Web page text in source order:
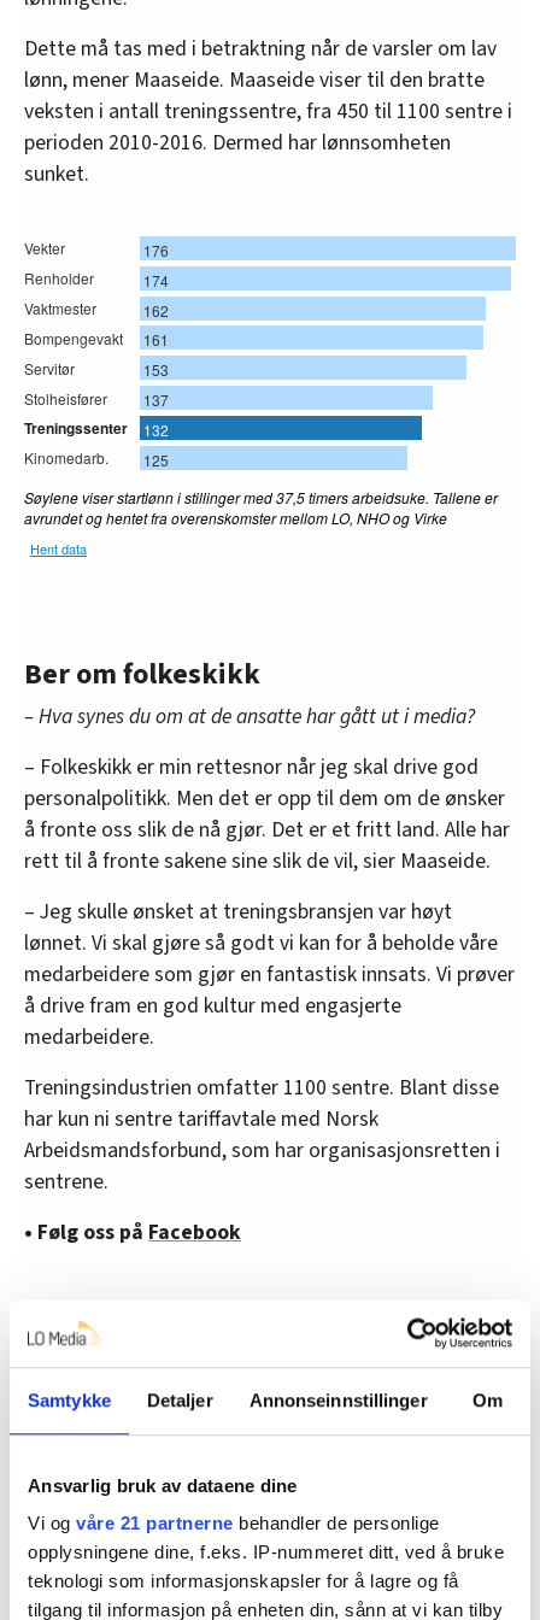
Samtykke Detaljer Annonseinnstillinger Om
Ansvarlig bruk av dataene dine
Vi og våre 21 partnerne behandler de personlige
opplysningene dine, f.eks. IP-nummeret ditt, ved å bruke
teknologi som informasjonskapsler for å lagre og få
tilgang til informasjon på enheten din, sånn at vi kan tilby
Dette må tas med i betraktning når de varsler om lav
lønn, mener Maaseide. Maaseide viser til den bratte
veksten i antall treningssentre, fra 450 til 1100 sentre i
perioden 2010-2016. Dermed har lønnsomheten
sunket.
Ber om folkeskikk
– Hva synes du om at de ansatte har gått ut i media?
– Folkeskikk er min rettesnor når jeg skal drive god
personalpolitikk. Men det er opp til dem om de ønsker
å fronte oss slik de nå gjør. Det er et fritt land. Alle har
rett til å fronte sakene sine slik de vil, sier Maaseide.
– Jeg skulle ønsket at treningsbransjen var høyt
lønnet. Vi skal gjøre så godt vi kan for å beholde våre
medarbeidere som gjør en fantastisk innsats. Vi prøver
å drive fram en god kultur med engasjerte
medarbeidere.
Treningsindustrien omfatter 1100 sentre. Blant disse
har kun ni sentre tariffavtale med Norsk
Arbeidsmandsforbund, som har organisasjonsretten i
sentrene.
• Følg oss på Facebook
Maaseide: – Vi er mer åpne for å
samarbeide med fagforeningene enn
resten av bransjen
ansattes vilkår, eller er det uheldig at de markerer seg?
– Av de ni tariffavtalene har vi tre. Det er en høy andel,
svarer Maaseide, det viser at vi er mer åpne for slikt
samarbeid enn resten av bransjen.